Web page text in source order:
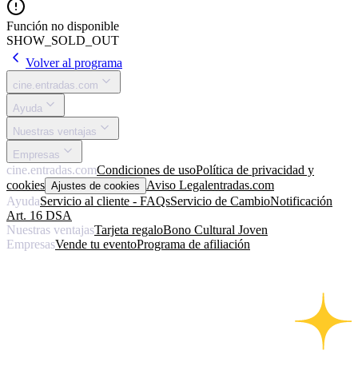
Función no disponible
SHOW_SOLD_OUT
Volver al programa
cine.entradas.com
Ayuda
Nuestras ventajas
Empresas
cine.entradas.comCondiciones de usoPolítica de privacidad y
cookies Ajustes de cookies Aviso Legalentradas.com
AyudaServicio al cliente - FAQsServicio de CambioNotificación
Art. 16 DSA
Nuestras ventajasTarjeta regaloBono Cultural Joven
EmpresasVende tu eventoPrograma de afiliación